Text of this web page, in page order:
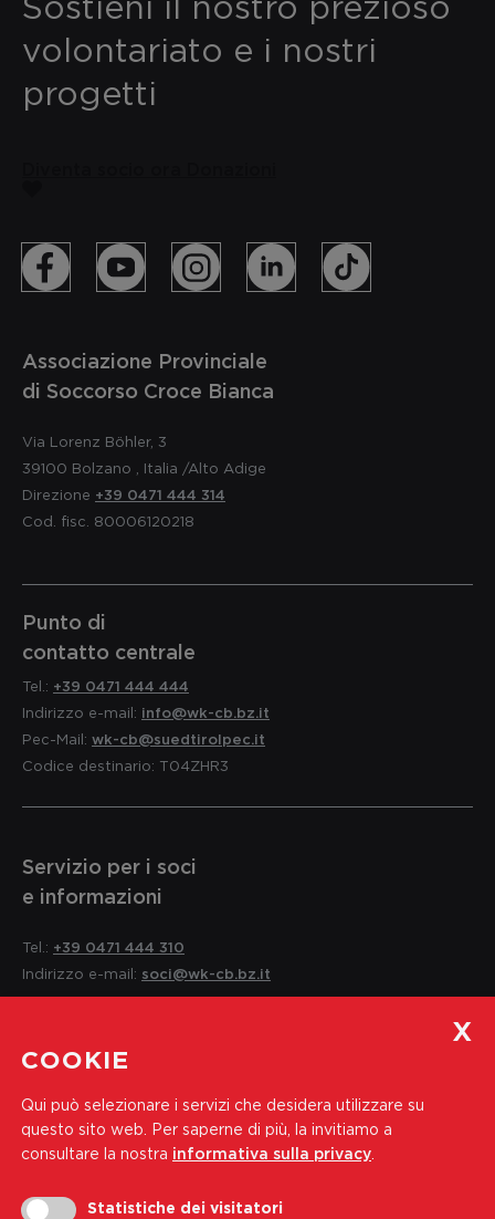
volontariato e i nostri
progetti
Associazione Provinciale
di Soccorso Croce Bianca
Via Lorenz Böhler, 3
39100 Bolzano Italia /Alto Adige
Direzione +39 0471 444 314
Cod. fisc. 80006120218
Punto di
contatto centrale
Tel.: +39 0471 444 444
Indirizzo e-mail: info@wk-cb.bz.it
Pec-Mail: wk-cb@suedtirolpec.it
Codice destinario: T04ZHR3
Servizio per i soci
e informazioni
Tel.: +39 0471 444 310
Indirizzo e-mail: soci@wk-cb.bz.it
Iscriviti alla nostra newsletter
Indirizzo e-mail
Accetto iInformativa sulla privacy
COOKIE
Qui può selezionare i servizi che desidera utilizzare su
questo sito web. Per saperne di più, la invitiamo a
consultare la nostra informativa sulla privacy
Statistiche dei visitatori